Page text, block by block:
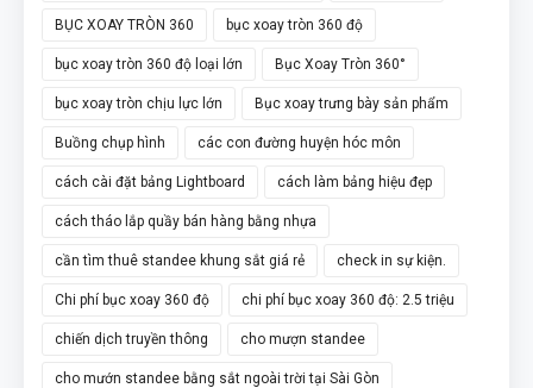
BỤC XOAY TRÒN 360 bục xoay tròn 360 độ
bục xoay tròn 360 độ loại lớn Bục Xoay Tròn 360°
bục xoay tròn chịu lực lớn Bục xoay trưng bày sản phẩm
Buồng chụp hình các con đường huyện hóc môn
cách cài đặt bảng Lightboard cách làm bảng hiệu đẹp
cách tháo lắp quầy bán hàng bằng nhựa
cần tìm thuê standee khung sắt giá rẻ check in sự kiện.
Chi phí bục xoay 360 độ chi phí bục xoay 360 độ: 2.5 triệu
chiến dịch truyền thông cho mượn standee
cho mướn standee bằng sắt ngoài trời tại Sài Gòn